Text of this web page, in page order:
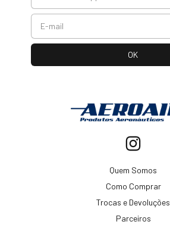
Quem Somos
Como Comprar
Trocas e Devoluções
Parceiros